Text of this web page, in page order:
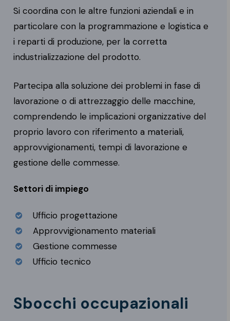
Si coordina con le altre funzioni aziendali e in
particolare con la programmazione e logistica e
i reparti di produzione, per la corretta
industrializzazione del prodotto.
Partecipa alla soluzione dei problemi in fase di
lavorazione o di attrezzaggio delle macchine,
comprendendo le implicazioni organizzative del
proprio lavoro con riferimento a materiali,
approvvigionamenti, tempi di lavorazione e
gestione delle commesse.
Settori di impiego
Ufficio progettazione
Approvvigionamento materiali
Gestione commesse
Ufficio tecnico
Sbocchi occupazionali